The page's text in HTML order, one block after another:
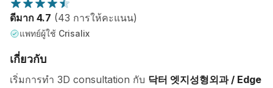
ดีมาก 4.7 (43 การให้คะแนน)
แพทย์ผู้ใช้ Crisalix
เกี่ยวกับ
เริ่มการทำ 3D consultation กับ 닥터 엣지성형외과 / Edge